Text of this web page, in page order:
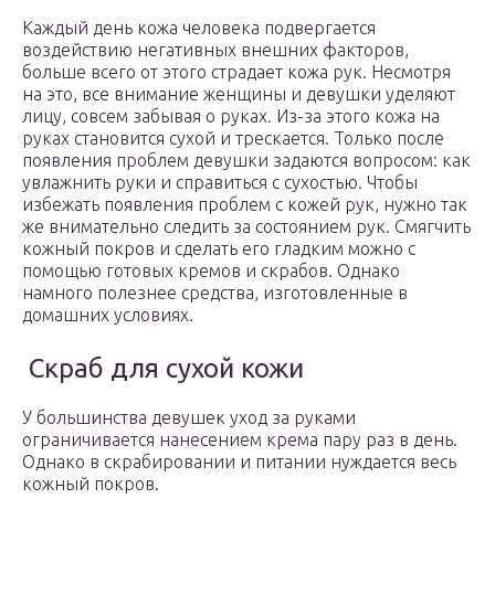
Каждый день кожа человека подвергается
воздействию негативных внешних факторов,
больше всего от этого страдает кожа рук. Несмотря
на это, все внимание женщины и девушки уделяют
лицу, совсем забывая о руках. Из-за этого кожа на
руках становится сухой и трескается. Только после
появления проблем девушки задаются вопросом: как
увлажнить руки и справиться с сухостью. Чтобы
избежать появления проблем с кожей рук, нужно так
же внимательно следить за состоянием рук. Смягчить
кожный покров и сделать его гладким можно с
помощью готовых кремов и скрабов. Однако
намного полезнее средства, изготовленные в
домашних условиях.
Скраб для сухой кожи
У большинства девушек уход за руками
ограничивается нанесением крема пару раз в день.
Однако в скрабировании и питании нуждается весь
кожный покров.